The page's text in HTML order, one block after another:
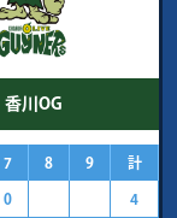
香川OG
7 8 9 計
0 4